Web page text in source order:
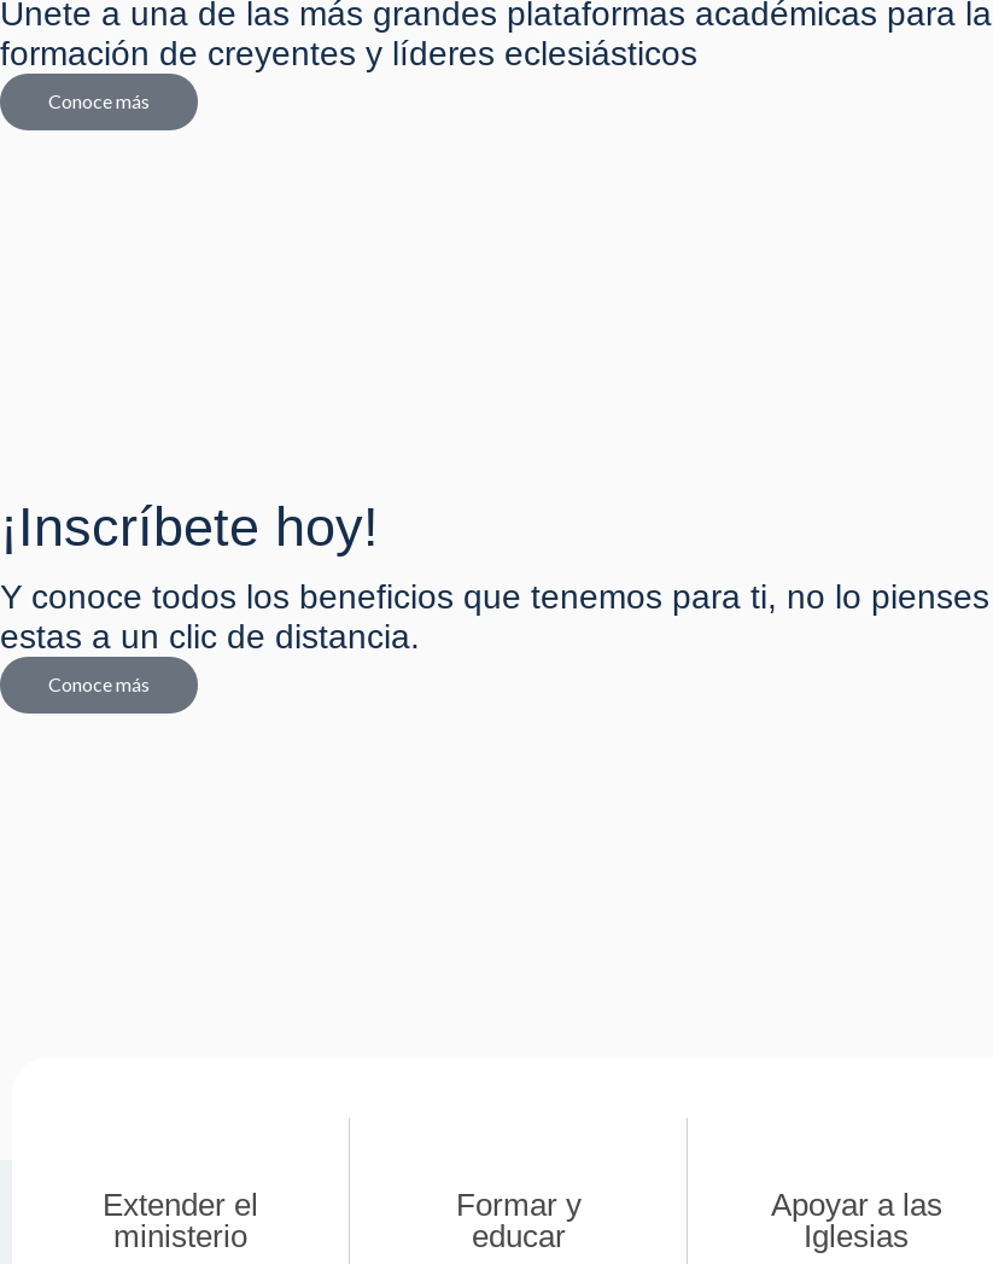
Únete a una de las más grandes plataformas académicas para la
formación de creyentes y líderes eclesiásticos
Conoce más
¡Inscríbete hoy!
Y conoce todos los beneficios que tenemos para ti, no lo pienses
estas a un clic de distancia.
Conoce más
Extender el
ministerio
Formar y
educar
Apoyar a las
Iglesias